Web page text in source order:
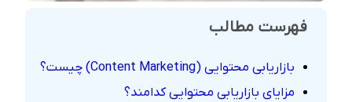
فهرست مطالب
بازاریابی محتوایی (Content Marketing) چیست؟
مزایای بازاریابی محتوایی کدامند؟